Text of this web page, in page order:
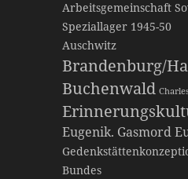
Arbeitsgemeinschaft
Speziallager 1945-50
Auschwitz
Brandenburg/
Buchenwald
Eugenik. Gasmord
Bundes